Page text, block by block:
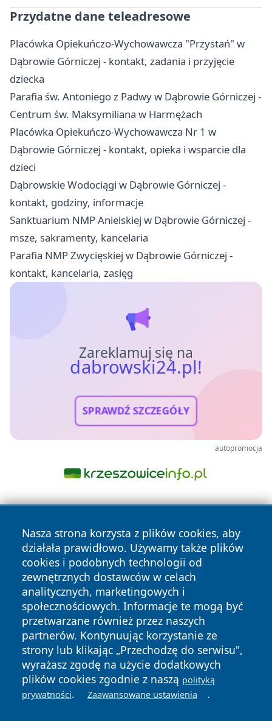
Przydatne dane teleadresowe
Placówka Opiekuńczo-Wychowawcza "Przystań" w
Dąbrowie Górniczej - kontakt, zadania i przyjęcie
dziecka
Parafia św. Antoniego z Padwy w Dąbrowie Górniczej -
Centrum św. Maksymiliana w Harmężach
Placówka Opiekuńczo-Wychowawcza Nr 1 w
Dąbrowie Górniczej - kontakt, opieka i wsparcie dla
dzieci
Dąbrowskie Wodociągi w Dąbrowie Górniczej -
kontakt, godziny, informacje
Sanktuarium NMP Anielskiej w Dąbrowie Górniczej -
msze, sakramenty, kancelaria
Parafia NMP Zwycięskiej w Dąbrowie Górniczej -
kontakt, kancelaria, zasięg
Zareklamuj się na
dabrowski24.pl!
SPRAWDŹ SZCZEGÓŁY
autopromocja
Nasza strona korzysta z plików cookies, aby
działała prawidłowo. Używamy także plików
cookies i podobnych technologii od
zewnętrznych dostawców w celach
analitycznych, marketingowych i
społecznościowych. Informacje te mogą być
przetwarzane również przez naszych
partnerów. Kontynuując korzystanie ze
strony lub klikając „Przechodzę do serwisu",
wyrażasz zgodę na użycie dodatkowych
plików cookies zgodnie z naszą polityką
prywatności. Zaawansowane ustawienia .
Copyright © 2026 dabrowski24.pl Wszystkie prawa
zastrzeżone.
News Autorzy
Polityka
Prywatności
Polityka
Cookies